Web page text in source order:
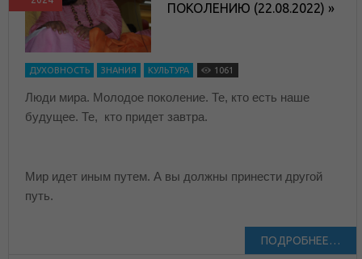
ПОКОЛЕНИЮ (22.08.2022) »
ДУХОВНОСТЬ ЗНАНИЯ КУЛЬТУРА 1061
Люди мира. Молодое поколение. Те, кто есть наше
будущее. Те, кто придет завтра.
Мир идет иным путем. А вы должны принести другой
путь.
ПОДРОБНЕЕ…